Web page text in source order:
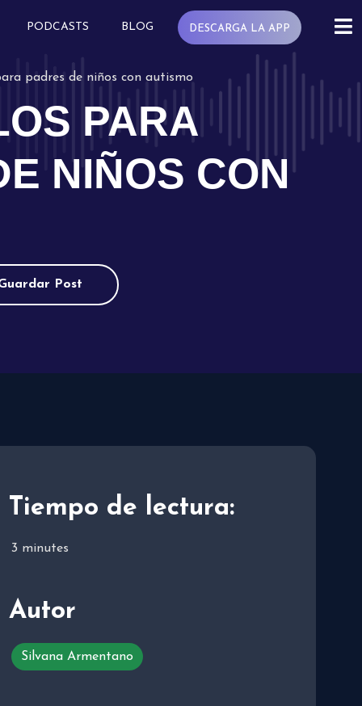
PODCASTS BLOG DESCARGA LA APP
padres de niños con autismo
PARA
NIÑOS CON
Post
Tiempo de lectura:
3 minutes
Autor
Silvana Armentano